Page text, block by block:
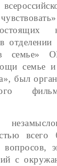
семье»
семье
был
вопросов,
с